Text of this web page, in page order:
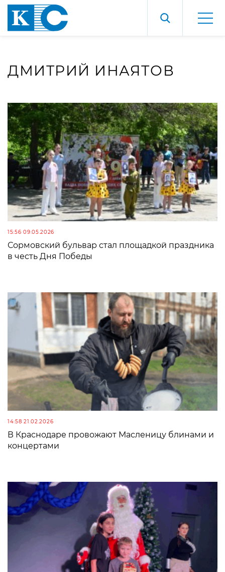
ДМИТРИЙ ИНАЯТОВ
15:56 09.05.2026
Сормовский бульвар стал площадкой праздника
в честь Дня Победы
14:58 21.02.2026
В Краснодаре провожают Масленицу блинами и
концертами